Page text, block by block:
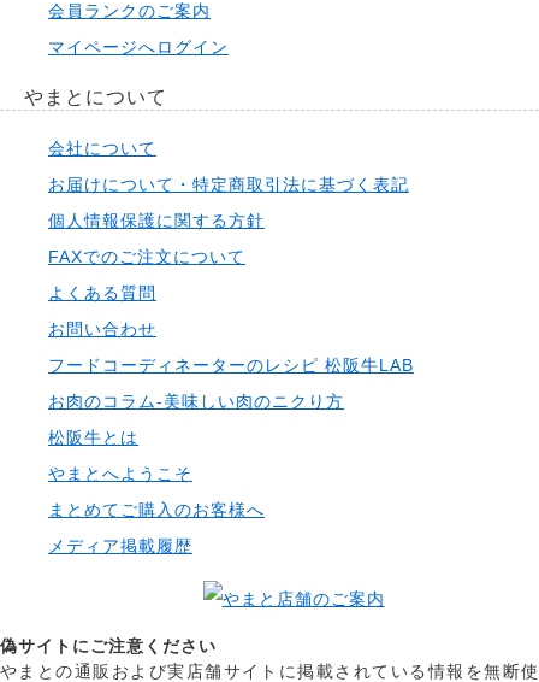
会員ランクのご案内
マイページへログイン
やまとについて
会社について
お届けについて・特定商取引法に基づく表記
個人情報保護に関する方針
FAXでのご注文について
よくある質問
お問い合わせ
フードコーディネーターのレシピ 松阪牛LAB
お肉のコラム-美味しい肉のニクり方
松阪牛とは
やまとへようこそ
まとめてご購入のお客様へ
メディア掲載履歴
偽サイトにご注意ください
やまとの通販および実店舗サイトに掲載されている情報を無断使